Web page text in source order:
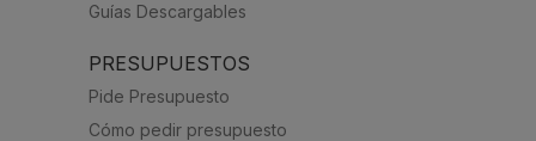
Guías Descargables
PRESUPUESTOS
Pide Presupuesto
Cómo pedir presupuesto